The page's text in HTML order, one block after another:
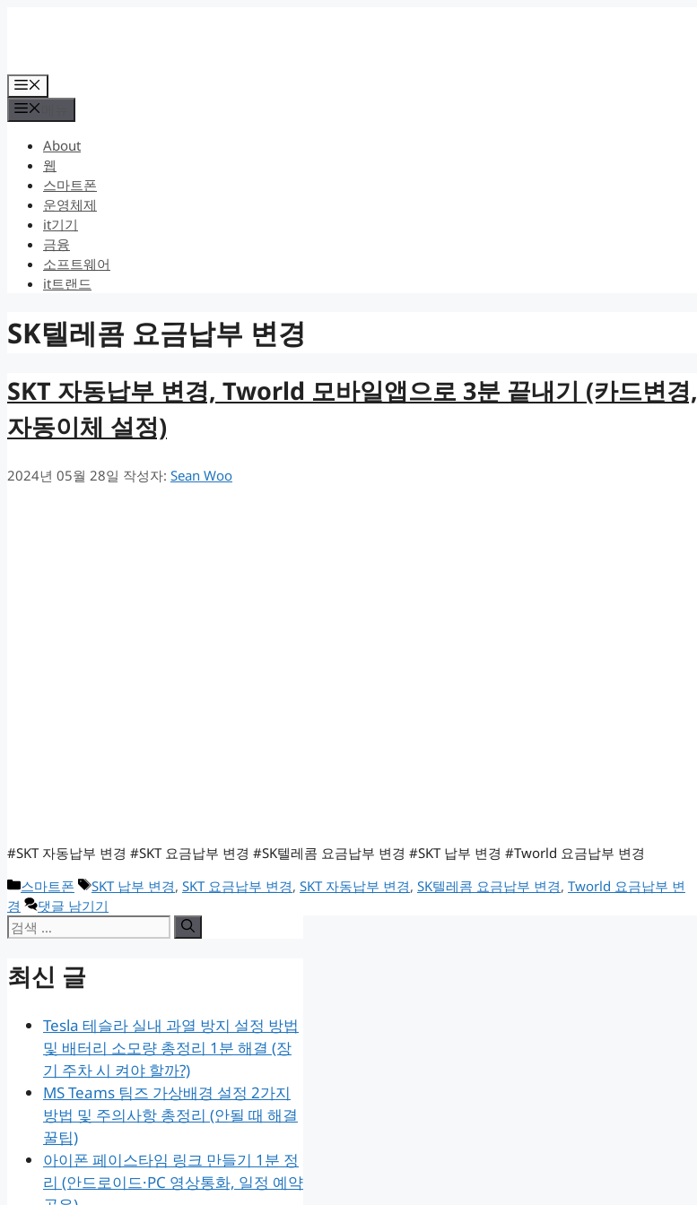
로
건
너
뉴
About
웹
스마트폰
운영체제
it기기
금융
소프트웨어
it트랜드
SK텔레콤 요금납부 변경
SKT 자동납부 변경, Tworld 모바일앱으로 3분 끝내기 (카드변경,
자동이체 설정)
2024년 05월 28일 작성자: Sean Woo
#SKT 자동납부 변경 #SKT 요금납부 변경 #SK텔레콤 요금납부 변경 #SKT 납부 변경 #Tworld 요금납부 변경
카
테
고
리
스마트폰
태
그
SKT 납부 변경, SKT 요금납부 변경, SKT 자동납부 변경, SK텔레콤 요금납부 변경, Tworld 요금납부 변
경
댓글 남기기
검
최신 글
Tesla 테슬라 실내 과열 방지 설정 방법
및 배터리 소모량 총정리 1분 해결 (장
기 주차 시 켜야 할까?)
MS Teams 팀즈 가상배경 설정 2가지
방법 및 주의사항 총정리 (안될 때 해결
꿀팁)
아이폰 페이스타임 링크 만들기 1분 정
리 (안드로이드·PC 영상통화, 일정 예약